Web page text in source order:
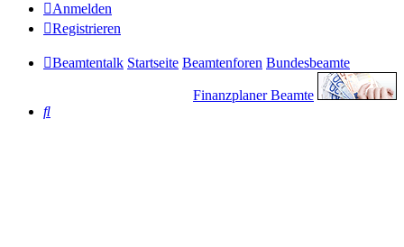
Anmelden
Registrieren
Beamtentalk Startseite Beamtenforen Bundesbeamte
Finanzplaner Beamte
Suche